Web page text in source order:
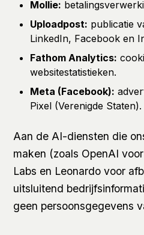
Mollie:
Uploadpost: publicatie
LinkedIn, Facebook en
Fathom Analytics:
websitestatistieken.
Meta (Facebook):
Pixel (Verenigde Staten).
Aan de AI-diensten die
maken (zoals OpenAI
Labs en Leonardo voor
uitsluitend
geen persoonsgegevens